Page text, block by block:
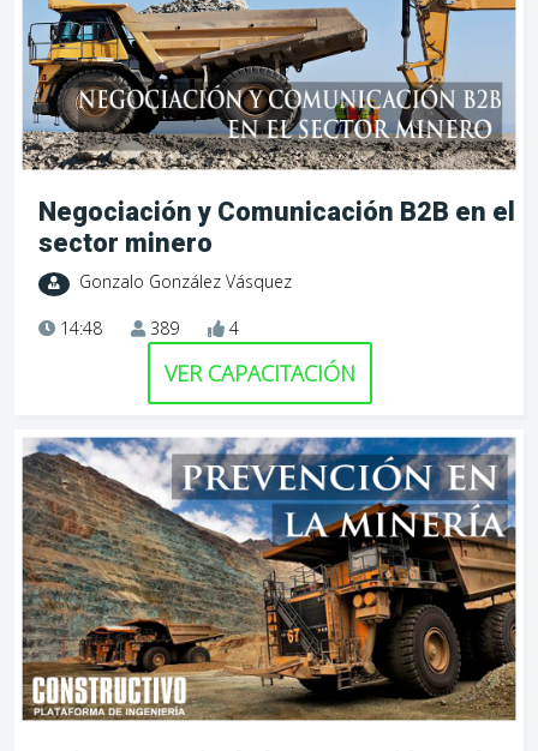
Negociación y Comunicación B2B en el
sector minero
Gonzalo González Vásquez
14:48 389 4
VER CAPACITACIÓN